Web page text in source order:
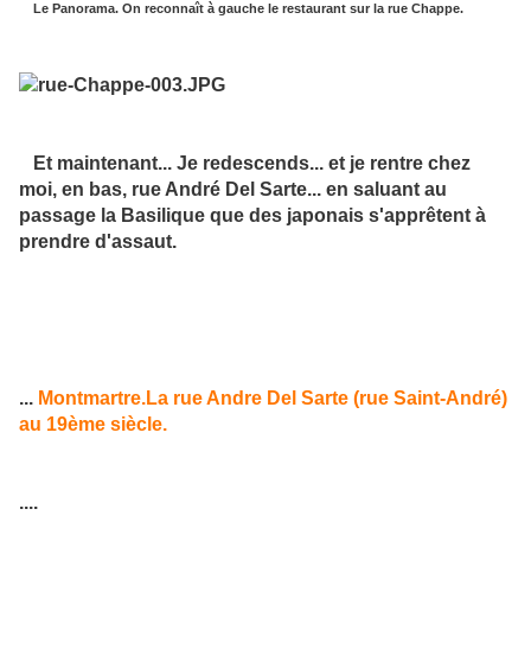
Le Panorama. On reconnaît à gauche le restaurant sur la rue Chappe.
Et maintenant... Je redescends... et je rentre chez
moi, en bas, rue André Del Sarte... en saluant au
passage la Basilique que des japonais s'apprêtent à
prendre d'assaut.
... Montmartre.La rue Andre Del Sarte (rue Saint-André)
au 19ème siècle.
....